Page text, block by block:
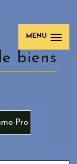
MENU
biens
Pro